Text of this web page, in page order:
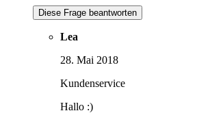
Diese Frage beantworten
Lea
28. Mai 2018
Kundenservice
Hallo :)